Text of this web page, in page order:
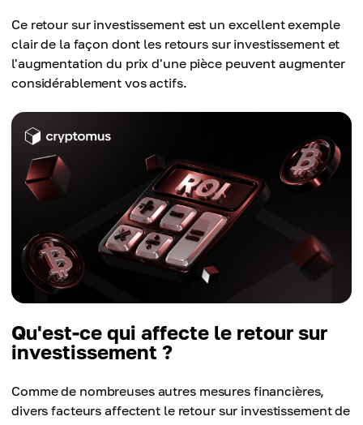
Ce retour sur investissement est un excellent exemple
clair de la façon dont les retours sur investissement et
l'augmentation du prix d'une pièce peuvent augmenter
considérablement vos actifs.
Qu'est-ce qui affecte le retour sur
investissement ?
Comme de nombreuses autres mesures financières,
divers facteurs affectent le retour sur investissement de